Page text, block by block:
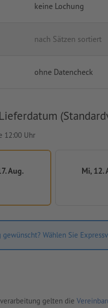
keine Lochung
nach Sätzen sortiert
ohne Datencheck
12:00 Uhr
Aug.
Mi, 12.
Wählen Sie
gelten die